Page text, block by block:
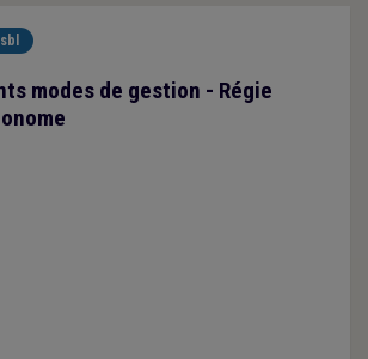
modes de gestion - Régie